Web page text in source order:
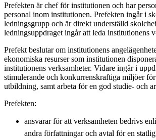
Prefekten är chef för institutionen och har
personal inom institutionen. Prefekten ingår i
ledningsgrupp och är direkt underställd
ledningsuppdraget ingår att leda institutionens
Prefekt beslutar om institutionens
ekonomiska resurser som institutionen
institutionens verksamheter. Vidare ingår i
stimulerande och konkurrenskraftiga miljöer
utbildning, samt arbeta för en god studie- och
Prefekten:
ansvarar för att verksamheten bedrivs
andra författningar och avtal för en